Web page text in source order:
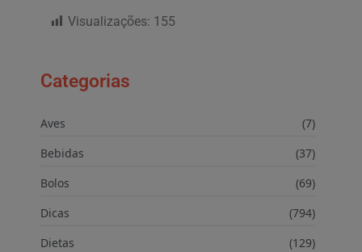
Visualizações: 155
Categorias
Aves
(7)
Bebidas
(37)
Bolos
(69)
Dicas
(794)
Dietas
(129)